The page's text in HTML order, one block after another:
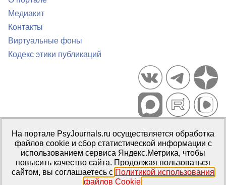
Медиакит
Контакты
Виртуальные фоны
Кодекс этики публикаций
Портал психологических изданий PsyJournals.ru, 2007–2026
Правила использования материалов
Свидетельство регистрации СМИЭл № ФС77-66447 от 14 июля
2016 г.
Издатель: ФГБОУ ВО МГППУ
На портале PsyJournals.ru осуществляется обработка
файлов cookie и сбор статистической информации с
использованием сервиса Яндекс.Метрика, чтобы
повысить качество сайта. Продолжая пользоваться
сайтом, вы соглашаетесь с Политикой использования
файлов Cookie.